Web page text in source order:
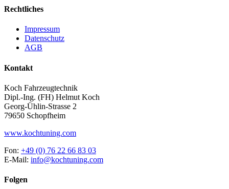
Rechtliches
Impressum
Datenschutz
AGB
Kontakt
Koch Fahrzeugtechnik
Dipl.-Ing. (FH) Helmut Koch
Georg-Ühlin-Strasse 2
79650 Schopfheim
www.kochtuning.com
Fon: +49 (0) 76 22 66 83 03
E-Mail: info@kochtuning.com
Folgen